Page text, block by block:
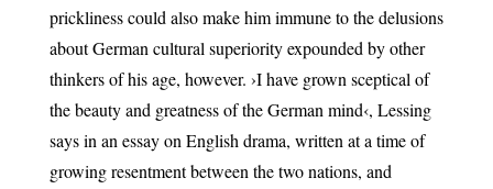
prickliness could also make him immune to the delusions
about German cultural superiority expounded by other
thinkers of his age, however. ›I have grown sceptical of
the beauty and greatness of the German mind‹, Lessing
says in an essay on English drama, written at a time of
growing resentment between the two nations, and